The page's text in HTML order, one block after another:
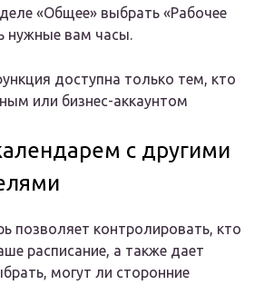
«Общее» выбрать «Рабочее
нужные вам часы.
доступна только тем, кто
или бизнес-аккаунтом
с другими
позволяет контролировать, кто
расписание, а также дает
могут ли сторонние